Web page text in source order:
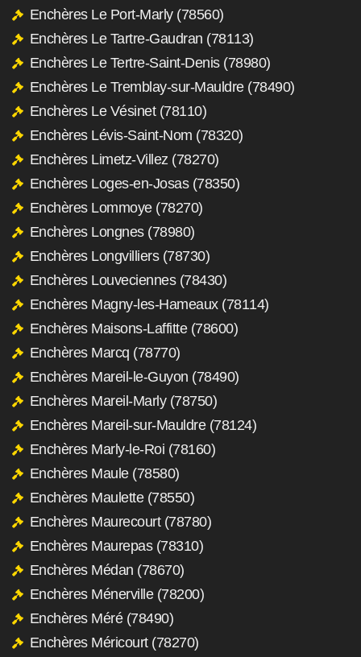
Enchères Le Port-Marly (78560)
Enchères Le Tartre-Gaudran (78113)
Enchères Le Tertre-Saint-Denis (78980)
Enchères Le Tremblay-sur-Mauldre (78490)
Enchères Le Vésinet (78110)
Enchères Lévis-Saint-Nom (78320)
Enchères Limetz-Villez (78270)
Enchères Loges-en-Josas (78350)
Enchères Lommoye (78270)
Enchères Longnes (78980)
Enchères Longvilliers (78730)
Enchères Louveciennes (78430)
Enchères Magny-les-Hameaux (78114)
Enchères Maisons-Laffitte (78600)
Enchères Marcq (78770)
Enchères Mareil-le-Guyon (78490)
Enchères Mareil-Marly (78750)
Enchères Mareil-sur-Mauldre (78124)
Enchères Marly-le-Roi (78160)
Enchères Maule (78580)
Enchères Maulette (78550)
Enchères Maurecourt (78780)
Enchères Maurepas (78310)
Enchères Médan (78670)
Enchères Ménerville (78200)
Enchères Méré (78490)
Enchères Méricourt (78270)